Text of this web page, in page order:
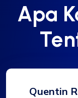
Apa
Quentin